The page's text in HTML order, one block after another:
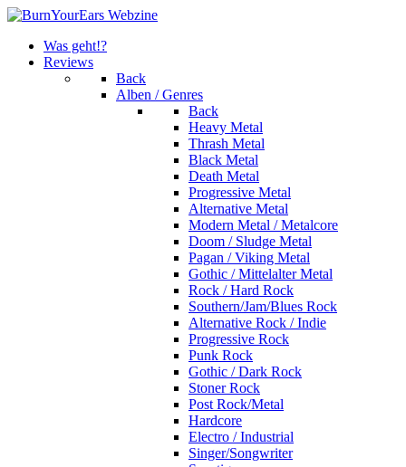
Was geht!?
Reviews
Back
Alben / Genres
Back
Heavy Metal
Thrash Metal
Black Metal
Death Metal
Progressive Metal
Alternative Metal
Modern Metal / Metalcore
Doom / Sludge Metal
Pagan / Viking Metal
Gothic / Mittelalter Metal
Rock / Hard Rock
Southern/Jam/Blues Rock
Alternative Rock / Indie
Progressive Rock
Punk Rock
Gothic / Dark Rock
Stoner Rock
Post Rock/Metal
Hardcore
Electro / Industrial
Singer/Songwriter